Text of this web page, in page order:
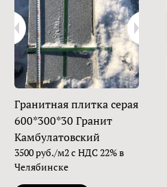
Гранитная плитка серая
600*300*30 Гранит
Камбулатовский
3500 руб./м2 с НДС 22% в
Челябинске